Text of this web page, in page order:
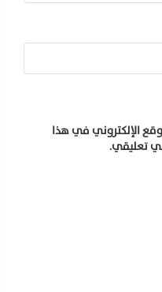
الإلكتروني في هذا
تعليقي.